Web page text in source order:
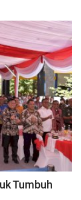
Tumbuh